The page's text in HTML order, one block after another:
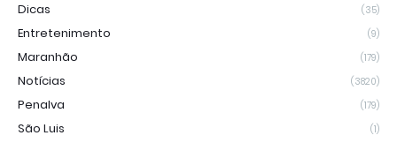
Dicas (35)
Entretenimento (9)
Maranhão (179)
Notícias (3820)
Penalva (179)
São Luis (1)